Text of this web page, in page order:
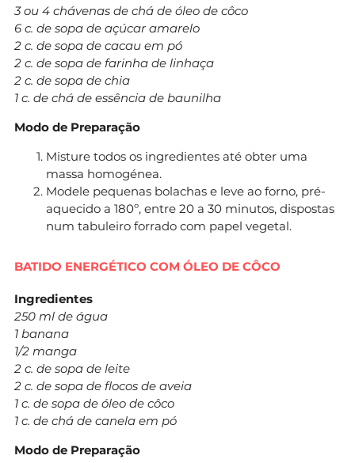
3 ou 4 chávenas de chá de óleo de côco
6 c. de sopa de açúcar amarelo
2 c. de sopa de cacau em pó
2 c. de sopa de farinha de linhaça
2 c. de sopa de chia
1 c. de chá de essência de baunilha
Modo de Preparação
Misture todos os ingredientes até obter uma
massa homogénea.
Modele pequenas bolachas e leve ao forno, pré-
aquecido a 180º, entre 20 a 30 minutos, dispostas
num tabuleiro forrado com papel vegetal.
BATIDO ENERGÉTICO COM ÓLEO DE CÔCO
Ingredientes
250 ml de água
1 banana
1/2 manga
2 c. de sopa de leite
2 c. de sopa de flocos de aveia
1 c. de sopa de óleo de côco
1 c. de chá de canela em pó
Modo de Preparação